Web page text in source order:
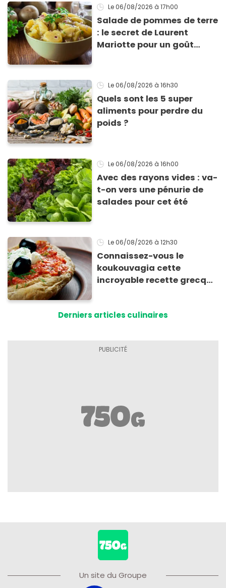
Le 06/08/2026 à 17h00
Salade de pommes de terre
: le secret de Laurent
Mariotte pour un goût
Le 06/08/2026 à 16h30
Quels sont les 5 super
aliments pour perdre du
poids ?
Le 06/08/2026 à 16h00
Avec des rayons vides : va-
t-on vers une pénurie de
salades pour cet été
Le 06/08/2026 à 12h30
Connaissez-vous le
koukouvagia cette
incroyable recette grecque
Derniers articles culinaires
Un site du Groupe